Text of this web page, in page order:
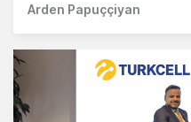
Arden Papuççiyan